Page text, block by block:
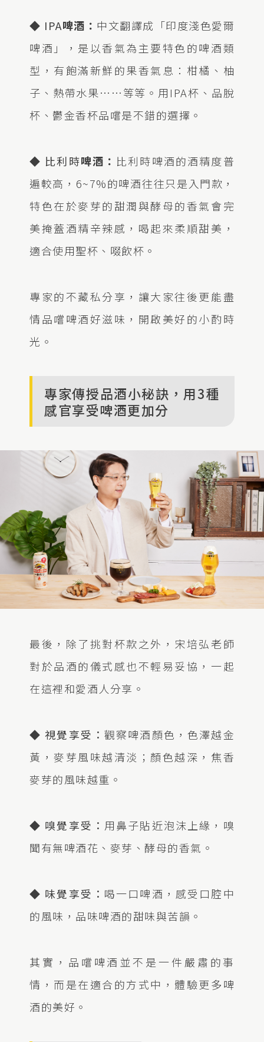
◆ IPA啤酒： 中文翻譯成「印度淺色愛爾
啤酒」，是以香氣為主要特色的啤酒類
型，有飽滿新鮮的果香氣息：柑橘、柚
子、熱帶水果……等等。用IPA杯、品脫
杯、鬱金香杯品嚐是不錯的選擇。
◆ 比利時啤酒： 比利時啤酒的酒精度普
遍較高，6~7%的啤酒往往只是入門款，
特色在於麥芽的甜潤與酵母的香氣會完
美掩蓋酒精辛辣感，喝起來柔順甜美，
適合使用聖杯、啜飲杯。
專家的不藏私分享，讓大家往後更能盡
情品嚐啤酒好滋味，開啟美好的小酌時
光。
專家傳授品酒小秘訣，用3種
感官享受啤酒更加分
最後，除了挑對杯款之外，宋培弘老師
對於品酒的儀式感也不輕易妥協，一起
在這裡和愛酒人分享。
◆ 視覺享受：觀察啤酒顏色，色澤越金
黃，麥芽風味越清淡；顏色越深，焦香
麥芽的風味越重。
◆ 嗅覺享受： 用鼻子貼近泡沫上緣，嗅
聞有無啤酒花、麥芽、酵母的香氣。
◆ 味覺享受： 喝一口啤酒，感受口腔中
的風味，品味啤酒的甜味與苦韻。
其實，品嚐啤酒並不是一件嚴肅的事
情，而是在適合的方式中，體驗更多啤
酒的美好。